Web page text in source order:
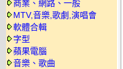
商業、網路、一般
MTV,音樂,歌劇,演唱會
軟體合輯
字型
蘋果電腦
音樂、歌曲